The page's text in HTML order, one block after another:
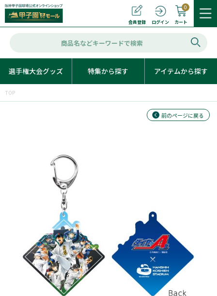
会員登録 ログイン カート
0
選手権大会グッズ 特集から探す アイテムから探す
TOP
前のページに戻る